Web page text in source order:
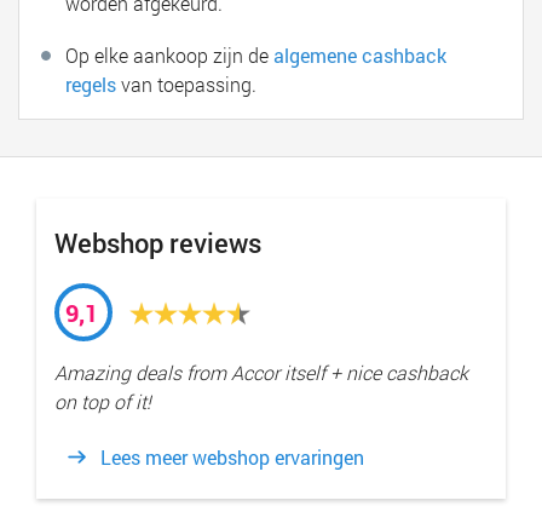
Op elke aankoop zijn dealgemene cashback
regelsvan toepassing.
Webshop reviews
9,1
Amazing deals from Accor itself + nice cashback
on top of it!
Lees meer webshop ervaringen